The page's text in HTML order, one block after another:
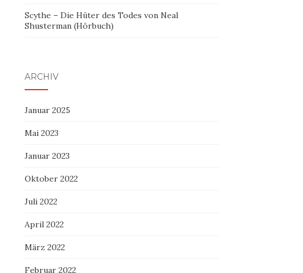
Scythe – Die Hüter des Todes von Neal
Shusterman (Hörbuch)
ARCHIV
Januar 2025
Mai 2023
Januar 2023
Oktober 2022
Juli 2022
April 2022
März 2022
Februar 2022